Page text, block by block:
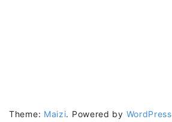
Theme: Maizi. Powered by WordPress